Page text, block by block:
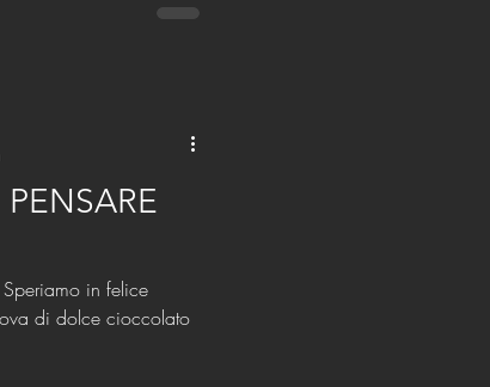
in felice
di dolce cioccolato